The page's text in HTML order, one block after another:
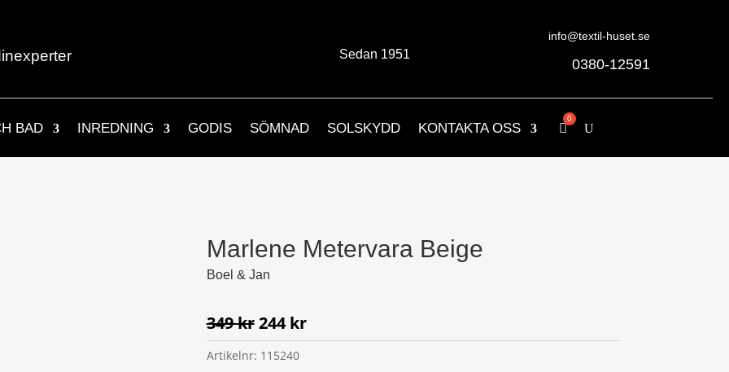
Sedan 1951
info@textil-huset.se
0380-12591
BAD INREDNING GODIS SÖMNAD SOLSKYDD KONTAKTA OSS
Marlene Metervara Beige
Boel & Jan
349kr Det
ursprungliga
priset
244krDet
nuvarande
Artikelnr: 115240